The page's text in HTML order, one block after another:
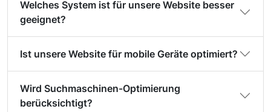
Welches System ist für unsere Website besser
geeignet?
Ist unsere Website für mobile Geräte optimiert?
Wird Suchmaschinen-Optimierung
berücksichtigt?